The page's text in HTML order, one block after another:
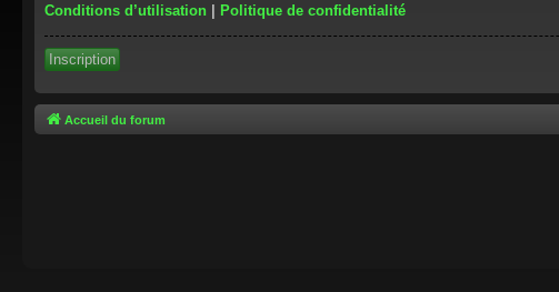
Conditions d’utilisation | Politique de confidentialité
Inscription
Accueil du forum